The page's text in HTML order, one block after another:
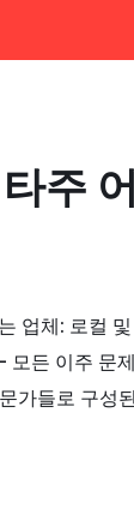
주
업체: 로컬
모든 이주 문
가들로 구성